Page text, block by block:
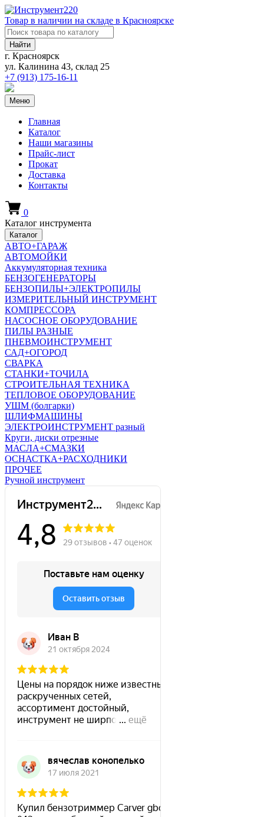
Товар в наличии на складе в Красноярске
Найти
г. Красноярск
ул. Калинина 43, склад 25
+7 (913) 175-16-11
Меню
Главная
Каталог
Наши магазины
Прайс-лист
Прокат
Доставка
Контакты
0
Каталог инструмента
Каталог
АВТО+ГАРАЖ
АВТОМОЙКИ
Аккумуляторная техника
БЕНЗОГЕНЕРАТОРЫ
БЕНЗОПИЛЫ+ЭЛЕКТРОПИЛЫ
ИЗМЕРИТЕЛЬНЫЙ ИНСТРУМЕНТ
КОМПРЕССОРА
НАСОСНОЕ ОБОРУДОВАНИЕ
ПИЛЫ РАЗНЫЕ
ПНЕВМОИНСТРУМЕНТ
САД+ОГОРОД
СВАРКА
СТАНКИ+ТОЧИЛА
СТРОИТЕЛЬНАЯ ТЕХНИКА
ТЕПЛОВОЕ ОБОРУДОВАНИЕ
УШМ (болгарки)
ШЛИФМАШИНЫ
ЭЛЕКТРОИНСТРУМЕНТ разный
Круги, диски отрезные
МАСЛА+СМАЗКИ
ОСНАСТКА+РАСХОДНИКИ
ПРОЧЕЕ
Ручной инструмент